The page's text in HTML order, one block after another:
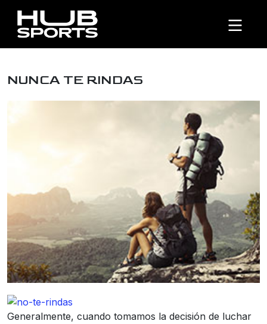
NUNCA TE RINDAS
Generalmente, cuando tomamos la decisión de luchar